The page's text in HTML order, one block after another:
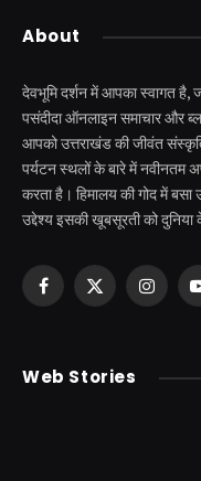
About
देवभूमि दर्शन में आपका स्वागत है,
पसंदीदा ऑनलाइन समाचार और
आपको उत्तराखंड की जीवंत
पर्यटन स्थलों के बारे में नवीनतम
करता है। हिमालय की गोद में
उद्देश्य इसकी खूबसूरती को दुनिया
Facebook
X
Web Stories
केदारनाथ से पहले